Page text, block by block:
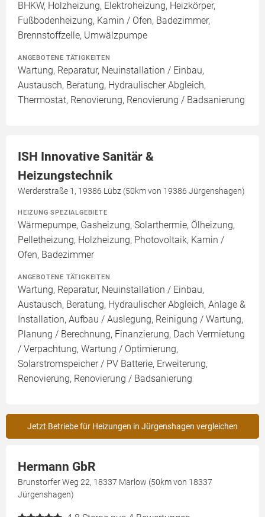
BHKW, Holzheizung, Elektroheizung, Heizkörper,
Fußbodenheizung, Kamin / Ofen, Badezimmer,
Brennstoffzelle, Umwälzpumpe
ANGEBOTENE TÄTIGKEITEN
Wartung, Reparatur, Neuinstallation / Einbau,
Austausch, Beratung, Hydraulischer Abgleich,
Thermostat, Renovierung, Renovierung / Badsanierung
ISH Innovative Sanitär &
Heizungstechnik
Werderstraße 1, 19386 Lübz (50km von 19386 Jürgenshagen)
HEIZUNG SPEZIALGEBIETE
Wärmepumpe, Gasheizung, Solarthermie, Ölheizung,
Pelletheizung, Holzheizung, Photovoltaik, Kamin /
Ofen, Badezimmer
ANGEBOTENE TÄTIGKEITEN
Wartung, Reparatur, Neuinstallation / Einbau,
Austausch, Beratung, Hydraulischer Abgleich, Anlage &
Installation, Aufbau / Auslegung, Reinigung / Wartung,
Planung / Berechnung, Finanzierung, Dach Vermietung
/ Verpachtung, Wartung / Optimierung,
Solarstromspeicher / PV Batterie, Erweiterung,
Renovierung, Renovierung / Badsanierung
Jetzt Betriebe für Heizungen in Jürgenshagen vergleichen
Hermann GbR
Brunstorfer Weg 22, 18337 Marlow (50km von 18337
Jürgenshagen)